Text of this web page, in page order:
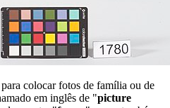
colocar fotos de família ou de
em inglês de "picture